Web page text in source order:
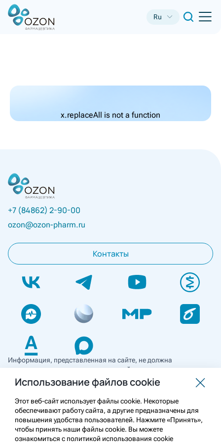
Ru
x.replaceAll is not a function
+7 (84862) 2-90-00
ozon@ozon-pharm.ru
Контакты
Информация, представленная на сайте, не должна
использоваться для самостоятельной диагностики и лечения
и не может служить заменой очной консультации врача. Перед
применением необходимо ознакомиться
с противопоказаниями препарата. Информация
о лекарственных средствах рецептурного отпуска
предназначена для медицинских и фармацевтических
работников.
Использование файлов cookie
Этот веб-сайт использует файлы cookie. Некоторые
обеспечивают работу сайта, а другие предназначены для
повышения удобства пользователей. Нажмите «Принять»,
чтобы принять наши файлы cookie. Вы можете
ознакомиться с политикой использования cookie